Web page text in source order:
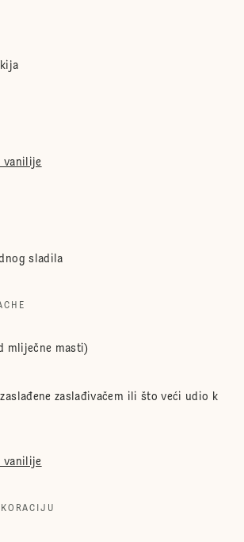
vanilije
sladila
mliječne masti)
zaslađivačem ili što veći udio k
vanilije